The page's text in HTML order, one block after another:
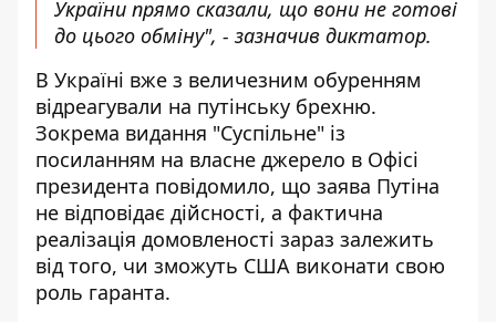
України прямо сказали, що вони не готові
до цього обміну", - зазначив диктатор.
В Україні вже з величезним обуренням
відреагували на путінську брехню.
Зокрема видання "Суспільне" із
посиланням на власне джерело в Офісі
президента повідомило, що заява Путіна
не відповідає дійсності, а фактична
реалізація домовленості зараз залежить
від того, чи зможуть США виконати свою
роль гаранта.